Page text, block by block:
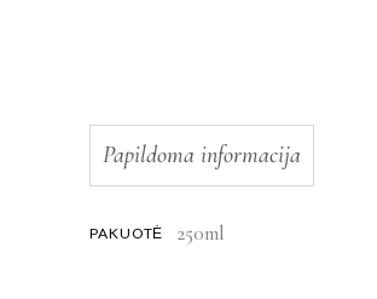
Papildoma informacija
PAKUOTĖ 250ml